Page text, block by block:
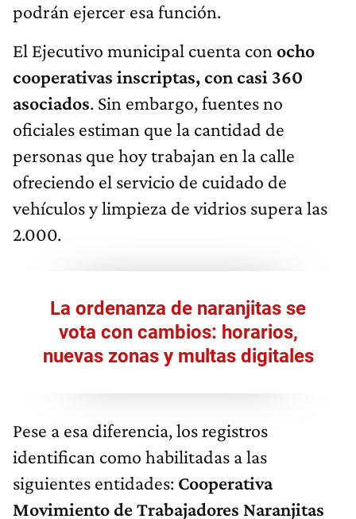
podrán ejercer esa función.
El Ejecutivo municipal cuenta con ocho
cooperativas inscriptas, con casi 360
asociados. Sin embargo, fuentes no
oficiales estiman que la cantidad de
personas que hoy trabajan en la calle
ofreciendo el servicio de cuidado de
vehículos y limpieza de vidrios supera las
2.000.
La ordenanza de naranjitas se
vota con cambios: horarios,
nuevas zonas y multas digitales
Pese a esa diferencia, los registros
identifican como habilitadas a las
siguientes entidades: Cooperativa
Movimiento de Trabajadores Naranjitas